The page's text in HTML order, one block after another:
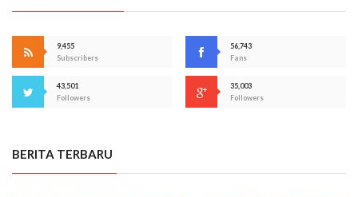
9,455
Subscribers
56,743
Fans
43,501
Followers
35,003
Followers
BERITA TERBARU